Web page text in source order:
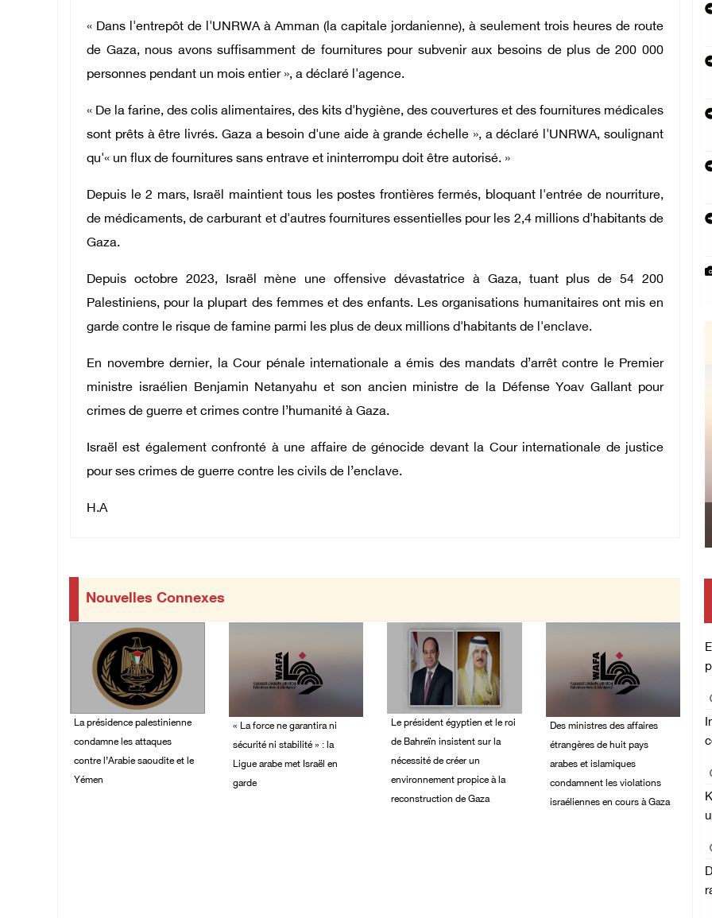
« Dans l'entrepôt de l'UNRWA à Amman (la capitale jordanienne), à ​​seulement trois heures de route
de Gaza, nous avons suffisamment de fournitures pour subvenir aux besoins de plus de 200 000
personnes pendant un mois entier », a déclaré l'agence.
« De la farine, des colis alimentaires, des kits d'hygiène, des couvertures et des fournitures médicales
sont prêts à être livrés. Gaza a besoin d'une aide à grande échelle », a déclaré l'UNRWA, soulignant
qu'« un flux de fournitures sans entrave et ininterrompu doit être autorisé. »
Depuis le 2 mars, Israël maintient tous les postes frontières fermés, bloquant l'entrée de nourriture,
de médicaments, de carburant et d'autres fournitures essentielles pour les 2,4 millions d'habitants de
Gaza.
Depuis octobre 2023, Israël mène une offensive dévastatrice à Gaza, tuant plus de 54 200
Palestiniens, pour la plupart des femmes et des enfants. Les organisations humanitaires ont mis en
garde contre le risque de famine parmi les plus de deux millions d'habitants de l'enclave.
En novembre dernier, la Cour pénale internationale a émis des mandats d’arrêt contre le Premier
ministre israélien Benjamin Netanyahu et son ancien ministre de la Défense Yoav Gallant pour
crimes de guerre et crimes contre l’humanité à Gaza.
Israël est également confronté à une affaire de génocide devant la Cour internationale de justice
pour ses crimes de guerre contre les civils de l’enclave.
H.A
Nouvelles Connexes
La présidence palestinienne
condamne les attaques
contre l’Arabie saoudite et le
Yémen
« La force ne garantira ni
sécurité ni stabilité » : la
Ligue arabe met Israël en
garde
Le président égyptien et le roi
de Bahreïn insistent sur la
nécessité de créer un
environnement propice à la
reconstruction de Gaza
Des ministres des affaires
étrangères de huit pays
arabes et islamiques
condamnent les violations
israéliennes en cours à Gaza